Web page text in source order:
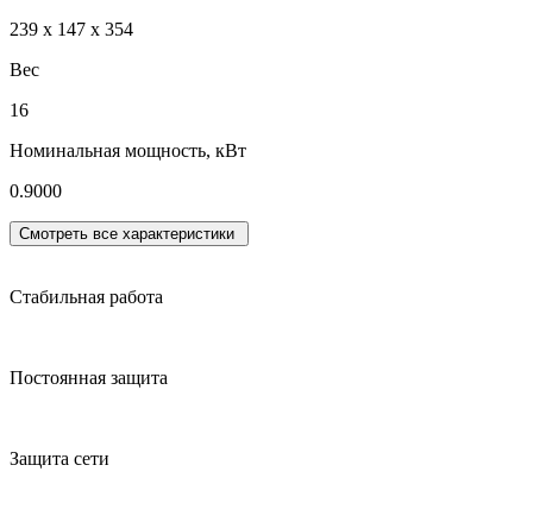
239 x 147 x 354
Вес
16
Номинальная мощность, кВт
0.9000
Смотреть все характеристики
Стабильная работа
Постоянная защита
Защита сети